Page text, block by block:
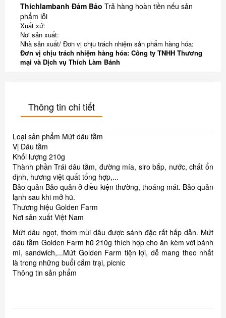
Thichlambanh Đảm Bảo Trả hàng hoàn tiền nếu sản
phẩm lỗi
Xuất xứ:
Nơi sản xuất:
Nhà sản xuất/ Đơn vị chịu trách nhiệm sản phẩm hàng hóa:
Đơn vị chịu trách nhiệm hàng hóa: Công ty TNHH Thương
mại và Dịch vụ Thích Làm Bánh
Thông tin chi tiết
Loại sản phẩm Mứt dâu tằm
Vị Dâu tằm
Khối lượng 210g
Thành phần Trái dâu tằm, đường mía, siro bắp, nước, chất ổn
định, hương việt quất tổng hợp,...
Bảo quản Bảo quản ở điều kiện thường, thoáng mát. Bảo quản
lạnh sau khi mở hũ.
Thương hiệu Golden Farm
Nơi sản xuất Việt Nam
Mứt dâu ngọt, thơm mùi dâu được sánh đặc rất hấp dẫn. Mứt
dâu tằm Golden Farm hũ 210g thích hợp cho ăn kèm với bánh
mì, sandwich,...Mứt Golden Farm tiện lợi, dễ mang theo nhất
là trong những buổi cắm trại, picnic
Thông tin sản phẩm